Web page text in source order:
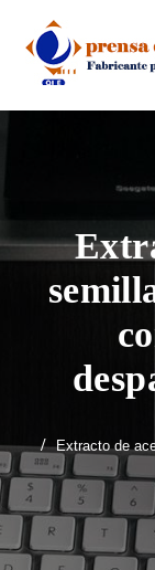
content
Extracto de